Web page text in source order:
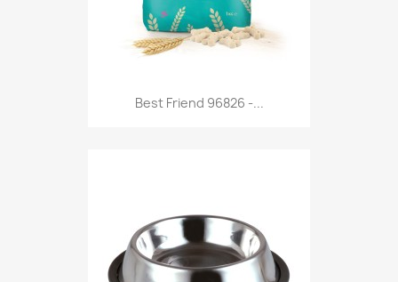
Anteprima
Best Friend 96826 -...